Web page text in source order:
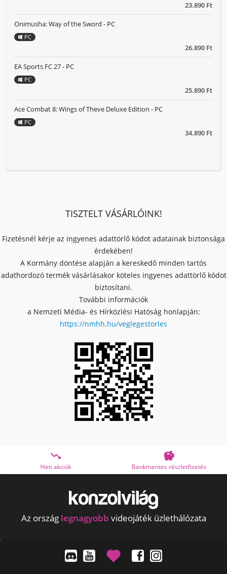
23.890 Ft
26.890 Ft
Onimusha: Way of the Sword - PC
PC
25.890 Ft
EA Sports FC 27 - PC
PC
34.890 Ft
Ace Combat 8: Wings of Theve Deluxe Edition - PC
PC
TISZTELT VÁSÁRLÓINK!
Fizetésnél kérje az ingyenes adattörlő kódot adatainak biztonsága
érdekében!
A Kormány döntése alapján a kereskedő minden tartós
adathordozó termék vásárlásakor köteles ingyenes adattörlő kódot
biztosítani.
További információk
a Nemzeti Média- és Hírközlési Hatóság honlapján:
https://nmhh.hu/veglegestorles
Bankmentes részletfizetés OTP Online Áruhitel
Az ország legnagyobb videojáték üzlethálózata